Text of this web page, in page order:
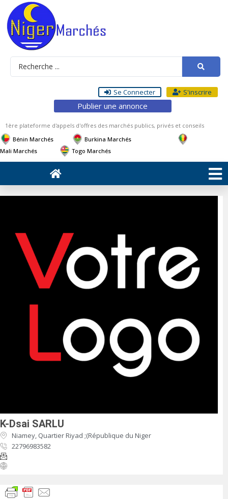
Se Connecter S'inscrire
Publier une annonce
1ère plateforme d'appels d'offres des marchés publics, privés et conseils
Bénin Marchés
Burkina Marchés
Mali Marchés
Togo Marchés
K-Dsai SARLU
Niamey, Quartier Riyad ;(République du Niger
22796983582